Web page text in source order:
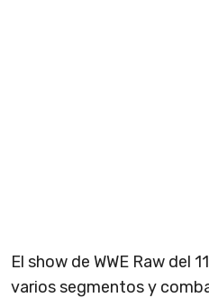
El show de WWE Raw del
varios segmentos y